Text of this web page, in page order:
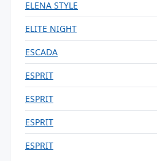
ELENA STYLE
ELITE NIGHT
ESCADA
ESPRIT
ESPRIT
ESPRIT
ESPRIT